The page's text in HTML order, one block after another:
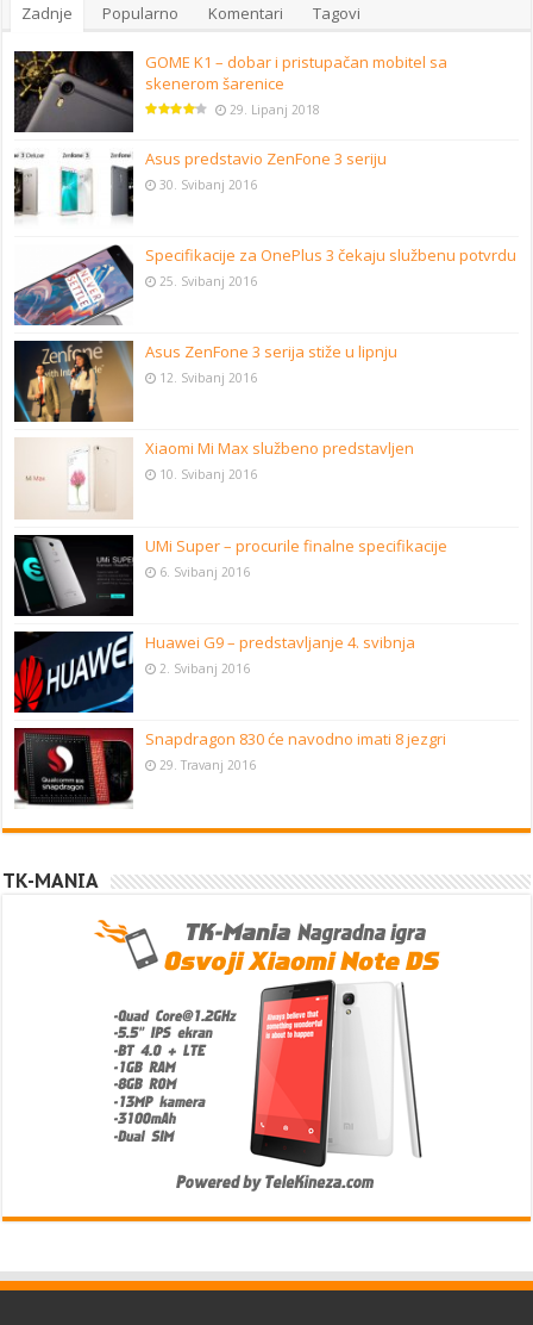
Zadnje Popularno Komentari Tagovi
GOME K1 – dobar i pristupačan mobitel sa
skenerom šarenice
29. Lipanj 2018
Asus predstavio ZenFone 3 seriju
30. Svibanj 2016
Specifikacije za OnePlus 3 čekaju službenu potvrdu
25. Svibanj 2016
Asus ZenFone 3 serija stiže u lipnju
12. Svibanj 2016
Xiaomi Mi Max službeno predstavljen
10. Svibanj 2016
UMi Super – procurile finalne specifikacije
6. Svibanj 2016
Huawei G9 – predstavljanje 4. svibnja
2. Svibanj 2016
Snapdragon 830 će navodno imati 8 jezgri
29. Travanj 2016
TK-MANIA